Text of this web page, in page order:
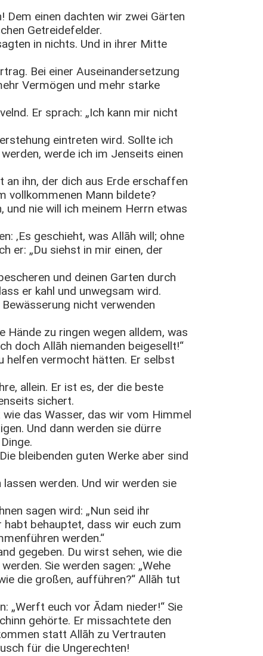
Dem einen dachten wir zwei Gärten
Getreidefelder.
in nichts. Und in ihrer Mitte
Bei einer Auseinandersetzung
Vermögen und mehr starke
Er sprach: „Ich kann mir nicht
eintreten wird. Sollte ich
werde ich im Jenseits einen
an ihn, der dich aus Erde erschaffen
vollkommenen Mann bildete?
nie will ich meinem Herrn etwas
‚Es geschieht, was Allāh will; ohne
er: „Du siehst in mir einen, der
und deinen Garten durch
er kahl und unwegsam wird.
nicht verwenden
Hände zu ringen wegen alldem, was
doch Allāh niemanden beigesellt!“
helfen vermocht hätten. Er selbst
allein. Er ist es, der die beste
sichert.
das Wasser, das wir vom Himmel
Und dann werden sie dürre
bleibenden guten Werke aber sind
werden. Und wir werden sie
sagen wird: „Nun seid ihr
behauptet, dass wir euch zum
werden.“
gegeben. Du wirst sehen, wie die
Sie werden sagen: „Wehe
die großen, aufführen?“ Allāh tut
„Werft euch vor Ādam nieder!“ Sie
gehörte. Er missachtete den
statt Allāh zu Vertrauten
für die Ungerechten!